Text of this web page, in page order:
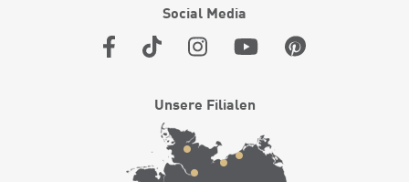
Social Media
Unsere Filialen